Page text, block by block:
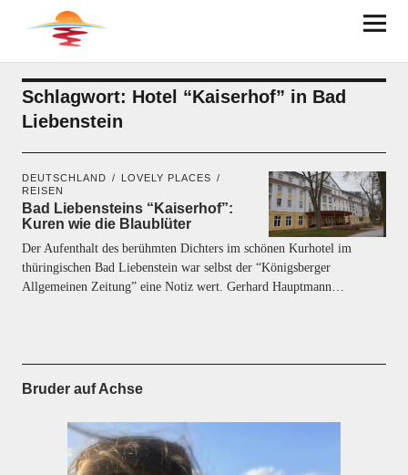
BRUDER AUF ACHSE
Schlagwort: Hotel “Kaiserhof” in Bad
Liebenstein
DEUTSCHLAND
LOVELY PLACES
REISEN
Bad Liebensteins “Kaiserhof”:
Kuren wie die Blaublüter
Der Aufenthalt des berühmten Dichters im schönen Kurhotel im
thüringischen Bad Liebenstein war selbst der “Königsberger
Allgemeinen Zeitung” eine Notiz wert. Gerhard Hauptmann…
Bruder auf Achse